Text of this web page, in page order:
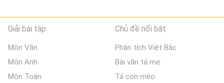
Giải bài tập
Môn Văn
Môn Anh
Môn Toán
Chủ đề nổi bật
Phân tích Việt Bắc
Bài văn tả mẹ
Tả con mèo